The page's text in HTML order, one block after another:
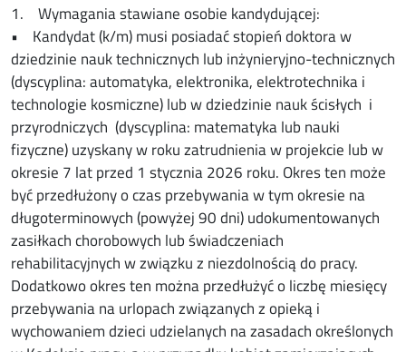
1. Wymagania stawiane osobie kandydującej:
• Kandydat (k/m) musi posiadać stopień doktora w
dziedzinie nauk technicznych lub inżynieryjno-technicznych
(dyscyplina: automatyka, elektronika, elektrotechnika i
technologie kosmiczne) lub w dziedzinie nauk ścisłych i
przyrodniczych (dyscyplina: matematyka lub nauki
fizyczne) uzyskany w roku zatrudnienia w projekcie lub w
okresie 7 lat przed 1 stycznia 2026 roku. Okres ten może
być przedłużony o czas przebywania w tym okresie na
długoterminowych (powyżej 90 dni) udokumentowanych
zasiłkach chorobowych lub świadczeniach
rehabilitacyjnych w związku z niezdolnością do pracy.
Dodatkowo okres ten można przedłużyć o liczbę miesięcy
przebywania na urlopach związanych z opieką i
wychowaniem dzieci udzielanych na zasadach określonych